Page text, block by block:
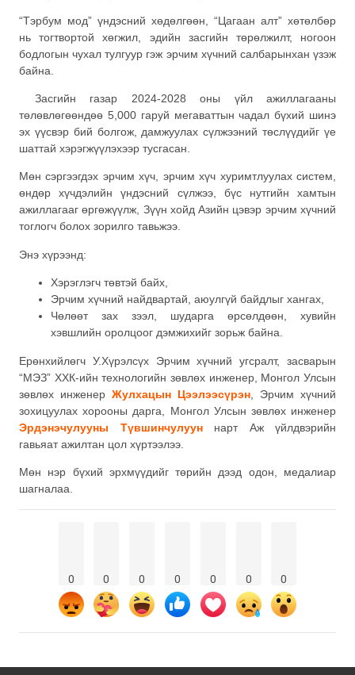
“Тэрбум мод” үндэсний хөдөлгөөн, “Цагаан алт” хөтөлбөр
нь тогтвортой хөгжил, эдийн засгийн төрөлжилт, ногоон
бодлогын чухал тулгуур гэж эрчим хүчний салбарынхан үзэж
байна.
Засгийн газар 2024-2028 оны үйл ажиллагааны
төлөвлөгөөндөө 5,000 гаруй мегаваттын чадал бүхий шинэ
эх үүсвэр бий болгож, дамжуулах сүлжээний төслүүдийг үе
шаттай хэрэгжүүлэхээр тусгасан.
Мөн сэргээгдэх эрчим хүч, эрчим хүч хуримтлуулах систем,
өндөр хүчдэлийн үндэсний сүлжээ, бүс нутгийн хамтын
ажиллагааг өргөжүүлж, Зүүн хойд Азийн цэвэр эрчим хүчний
тоглогч болох зорилго тавьжээ.
Энэ хүрээнд:
Хэрэглэгч төвтэй байх,
Эрчим хүчний найдвартай, аюулгүй байдлыг хангах,
Чөлөөт зах зээл, шударга өрсөлдөөн, хувийн
хэвшлийн оролцоог дэмжихийг зорьж байна.
Ерөнхийлөгч У.Хүрэлсүх Эрчим хүчний угсралт, засварын
“МЭЗ” ХХК-ийн технологийн зөвлөх инженер, Монгол Улсын
зөвлөх инженер Жулхацын Цээлээсүрэн , Эрчим хүчний
зохицуулах хорооны дарга, Монгол Улсын зөвлөх инженер
Эрдэнэчулууны Түвшинчулууннарт Аж үйлдвэрийн
гавьяат ажилтан цол хүртээлээ.
Мөн нэр бүхий эрхмүүдийг төрийн дээд одон, медалиар
шагналаа.
0 0 0 0 0 0 0